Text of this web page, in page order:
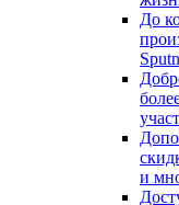
До
и